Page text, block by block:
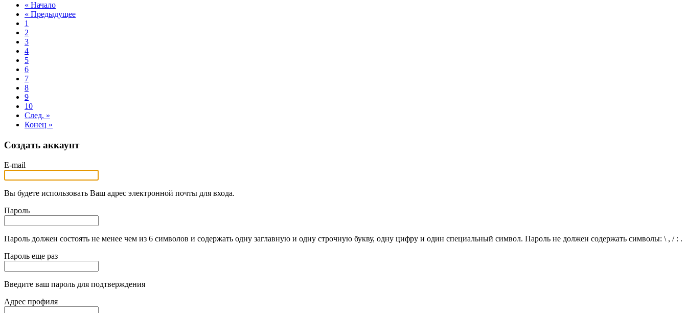
« Начало
« Предыдущее
1
2
3
4
5
6
7
8
9
10
След. »
Конец »
Создать аккаунт
E-mail
Вы будете использовать Ваш адрес электронной почты для входа.
Пароль
Пароль должен состоять не менее чем из 6 символов и содержать одну заглавную и одну строчную букву, одну цифру и один специальный символ. Пароль не должен содержать символы: \ , / : .
Пароль еще раз
Введите ваш пароль для подтверждения
Адрес профиля